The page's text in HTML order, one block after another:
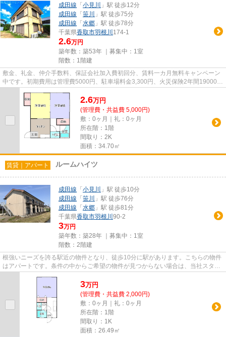
成田線 「 小見川
」駅 徒歩12分
成田線 「 笹川
」駅 徒歩75分
成田線 「 水郷 」駅 徒歩78分
千葉県香取市羽根川 174-1
2.6万円
築年数：築53年 ｜募集中： 1室
階数：1階建
敷金、礼金、仲介手数料、保証会社加入費初回分、賃料一カ月無料キャンペーン
中です。初期費用は管理費5000円、駐車場料金3,300円、火災保険2年間19000円
2.6万円
(管理費・共益費 5,000円)
敷：0ヶ月｜礼：0ヶ月
所在階：1階
間取り：2K
面積：34.70㎡
賃貸｜アパート ルームハイツ
成田線 「 小見川
」駅 徒歩10分
成田線 「 笹川
」駅 徒歩76分
成田線 「 水郷 」駅 徒歩81分
千葉県香取市羽根川 90-2
3万円
築年数：築28年 ｜募集中： 1室
階数：2階建
根強いニーズを誇る駅近の物件となり、徒歩10分に駅があります。こちらの物件
はアパートです。条件の中からご希望の物件が見つからない場合は、当社スタッ
3万円
(管理費・共益費 2,000円)
敷：0ヶ月｜礼：0ヶ月
所在階：1階
間取り：1K
面積：26.49㎡